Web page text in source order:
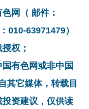
网（ 邮件：
63971479）
权；
有色网或非中国
其它媒体，转载目
资建议，仅供读